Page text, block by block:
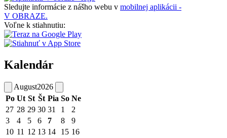
Sledujte informácie z nášho webu v mobilnej aplikácii -
V OBRAZE.
Voľne k stiahnutiu:
Kalendár
August2026
Po Ut St Št Pia So Ne
27 28 29 30 31 1
2
3
4 5 6 7 8
9
10 11 12 13 14 15 16